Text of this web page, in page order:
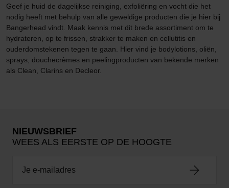
Geef je huid de dagelijkse reiniging, exfoliëring en vocht die het
nodig heeft met behulp van alle geweldige producten die je hier bij
Bangerhead vindt. Maak kennis met dit brede assortiment om te
hydrateren, op te frissen, strakker te maken en cellutitis en
ouderdomstekenen tegen te gaan. Hier vind je bodylotions, oliën,
sprays, douchecrèmes en peelingproducten van bekende merken
als Clean, Clarins en Decleor.
NIEUWSBRIEF
WEES ALS EERSTE OP DE HOOGTE